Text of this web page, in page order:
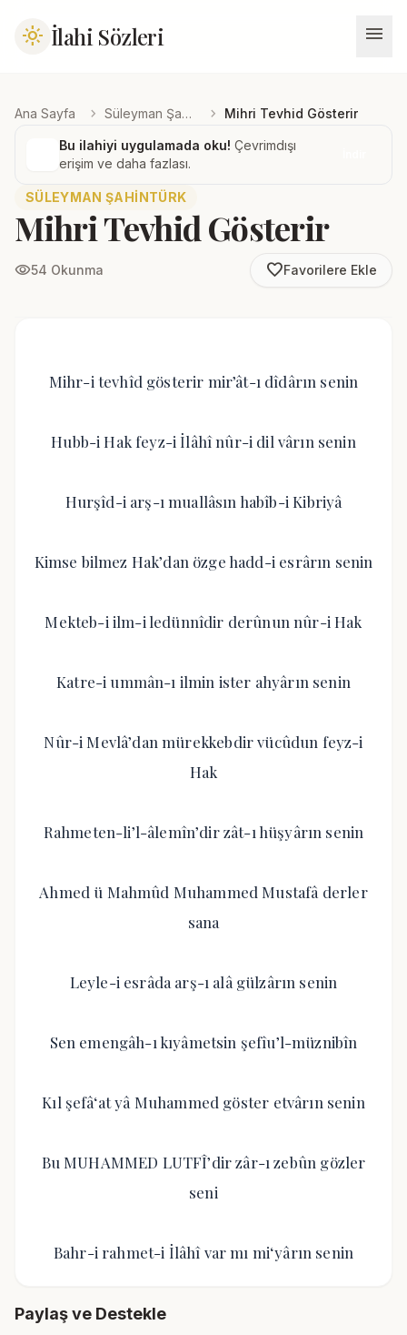
light_mode İlahi Sözleri menu
Ana Sayfa chevron_right Süleyman Şahintürk chevron_right Mihri Tevhid Gösterir
Bu ilahiyi uygulamada oku! Çevrimdışı
erişim ve daha fazlası.
SÜLEYMAN ŞAHINTÜRK
Mihri Tevhid Gösterir
visibility54 Okunma favorite_borderFavorilere Ekle
Mihr-i tevhîd gösterir mir’ât-ı dîdârın senin
Hubb-i Hak feyz-i İlâhî nûr-i dil vârın senin
Hurşîd-i arş-ı muallâsın habîb-i Kibriyâ
Kimse bilmez Hak’dan özge hadd-i esrârın senin
Mekteb-i ilm-i ledünnîdir derûnun nûr-i Hak
Katre-i ummân-ı ilmin ister ahyârın senin
Nûr-i Mevlâ’dan mürekkebdir vücûdun feyz-i
Hak
Rahmeten-li’l-âlemîn’dir zât-ı hüşyârın senin
Ahmed ü Mahmûd Muhammed Mustafâ derler
sana
Leyle-i esrâda arş-ı alâ gülzârın senin
Sen emengâh-ı kıyâmetsin şefîu’l-müznibîn
Kıl şefâʻat yâ Muhammed göster etvârın senin
Bu MUHAMMED LUTFÎ’dir zâr-ı zebûn gözler
seni
Bahr-i rahmet-i İlâhî var mı miʻyârın senin
Paylaş ve Destekle